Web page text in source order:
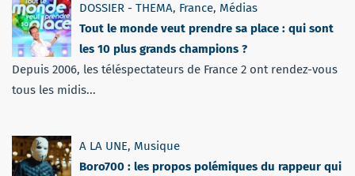
DOSSIER - THEMA, France, Médias
Tout le monde veut prendre sa place : qui sont
les 10 plus grands champions ?
Depuis 2006, les téléspectateurs de France 2 ont rendez-vous
tous les midis...
A LA UNE, Musique
Boro700 : les propos polémiques du rappeur qui